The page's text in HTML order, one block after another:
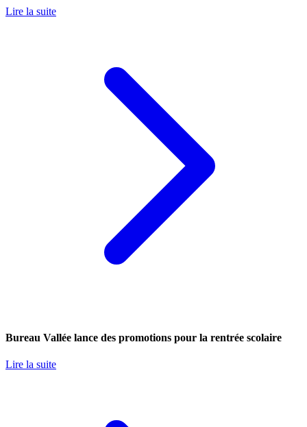
Lire la suite
Bureau Vallée lance des promotions pour la rentrée scolaire
Lire la suite